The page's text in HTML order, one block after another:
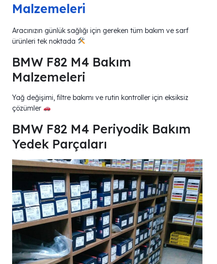
Malzemeleri
Aracınızın günlük sağlığı için gereken tüm bakım ve sarf
ürünleri tek noktada
BMW F82 M4 Bakım
Malzemeleri
Yağ değişimi, filtre bakımı ve rutin kontroller için eksiksiz
çözümler
BMW F82 M4 Periyodik Bakım
Yedek Parçaları